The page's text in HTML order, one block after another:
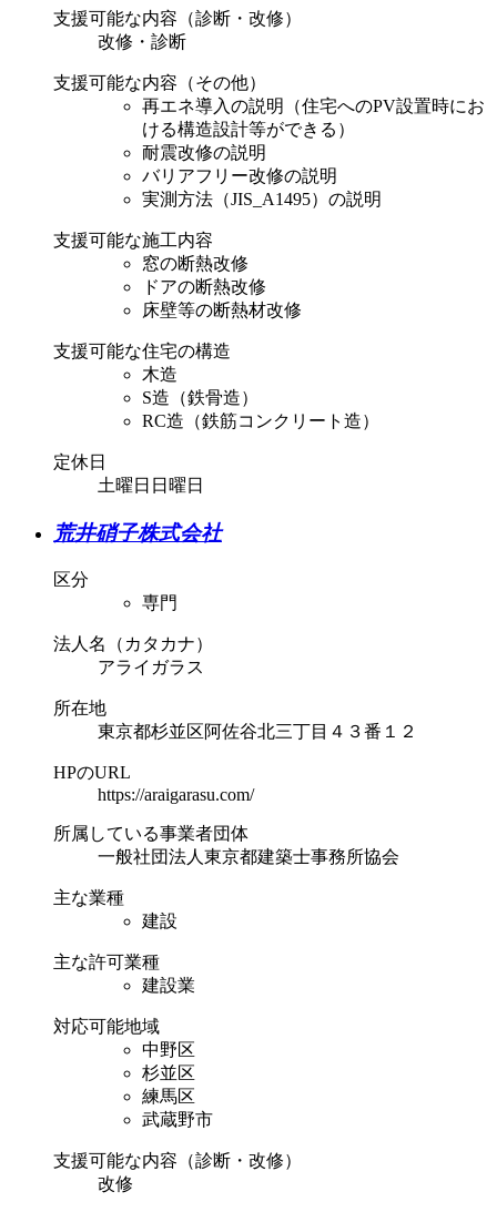
支援可能な内容（診断・改修）
改修・診断
支援可能な内容（その他）
再エネ導入の説明（住宅へのPV設置時にお
ける構造設計等ができる）
耐震改修の説明
バリアフリー改修の説明
実測方法（JIS_A1495）の説明
支援可能な施工内容
窓の断熱改修
ドアの断熱改修
床壁等の断熱材改修
支援可能な住宅の構造
木造
S造（鉄骨造）
RC造（鉄筋コンクリート造）
定休日
土曜日日曜日
荒井硝子株式会社
区分
専門
法人名（カタカナ）
アライガラス
所在地
東京都杉並区阿佐谷北三丁目４３番１２
HPのURL
https://araigarasu.com/
所属している事業者団体
一般社団法人東京都建築士事務所協会
主な業種
建設
主な許可業種
建設業
対応可能地域
中野区
杉並区
練馬区
武蔵野市
支援可能な内容（診断・改修）
改修